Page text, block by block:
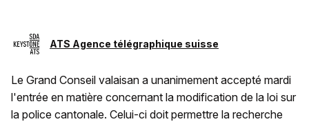
ATS Agence télégraphique suisse
Le Grand Conseil valaisan a unanimement accepté mardi
l'entrée en matière concernant la modification de la loi sur
la police cantonale. Celui-ci doit permettre la recherche